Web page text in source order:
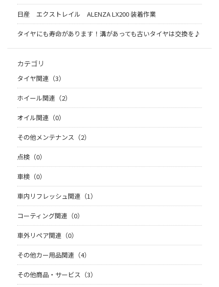
日産 エクストレイル ALENZA LX200 装着作業
タイヤにも寿命があります！溝があっても古いタイヤは交換を♪
カテゴリ
タイヤ関連（3）
ホイール関連（2）
オイル関連（0）
その他メンテナンス（2）
点検（0）
車検（0）
車内リフレッシュ関連（1）
コーティング関連（0）
車外リペア関連（0）
その他カー用品関連（4）
その他商品・サービス（3）